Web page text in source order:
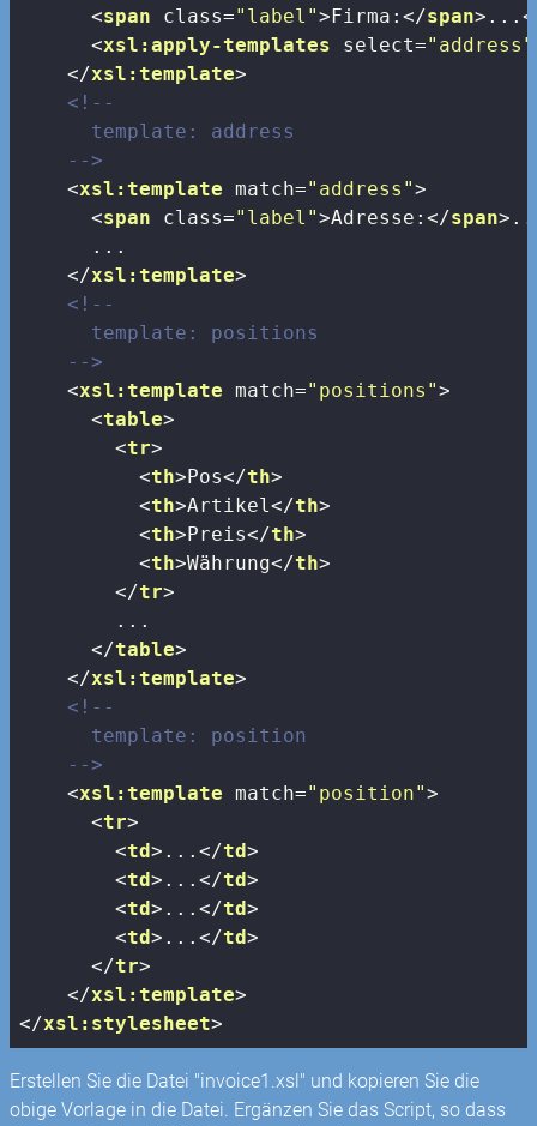
<span class="label">Firma:</span> ...<
<xsl:apply-templates select="address"
</xsl:template>
<!--
      template: address
    -->
<xsl:template match="address">
<span class="label">Adresse:</span>
      ...
</xsl:template>
<!--
      template: positions
    -->
<xsl:template match="positions">
<table>
<tr>
<th>Pos</th>
<th>Artikel</th>
<th>Preis</th>
<th>Währung</th>
</tr>
        ...
</table>
</xsl:template>
<!--
      template: position
    -->
<xsl:template match="position">
<tr>
<td> ...</td>
<td> ...</td>
<td> ...</td>
<td> ...</td>
</tr>
</xsl:template>
</xsl:stylesheet>
Erstellen Sie die Datei "invoice1.xsl" und kopieren Sie die
obige Vorlage in die Datei. Ergänzen Sie das Script, so dass